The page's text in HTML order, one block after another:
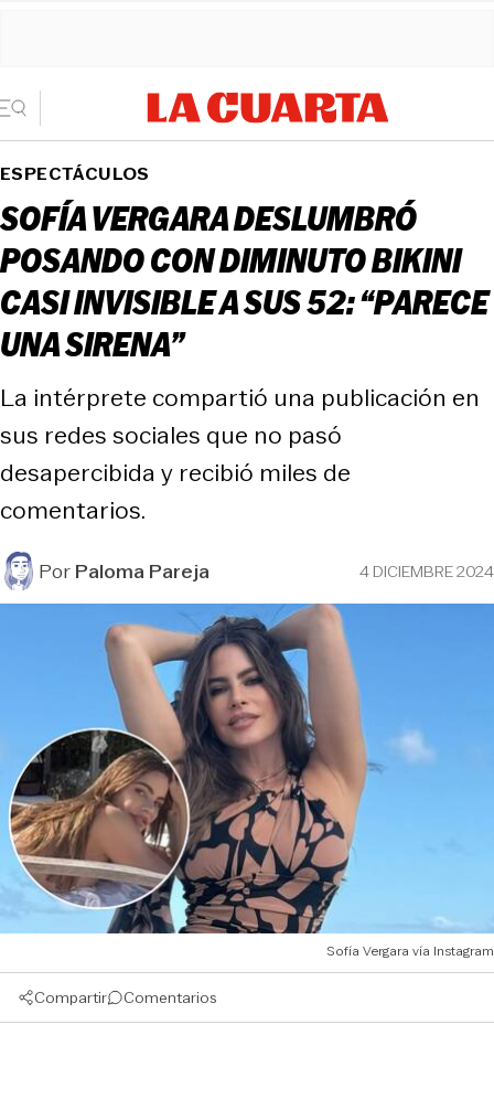
ESPECTÁCULOS
SOFÍA VERGARA DESLUMBRÓ
POSANDO CON DIMINUTO BIKINI
CASI INVISIBLE A SUS 52: “PARECE
UNA SIRENA”
La intérprete compartió una publicación en
sus redes sociales que no pasó
desapercibida y recibió miles de
comentarios.
PorPaloma Pareja 4 DICIEMBRE 2024
Sofía Vergara vía Instagram
Compartir Comentarios